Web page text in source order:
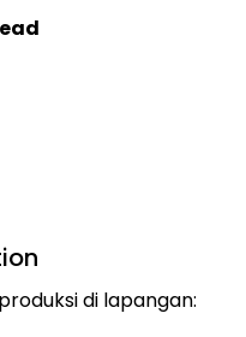
di lapangan: